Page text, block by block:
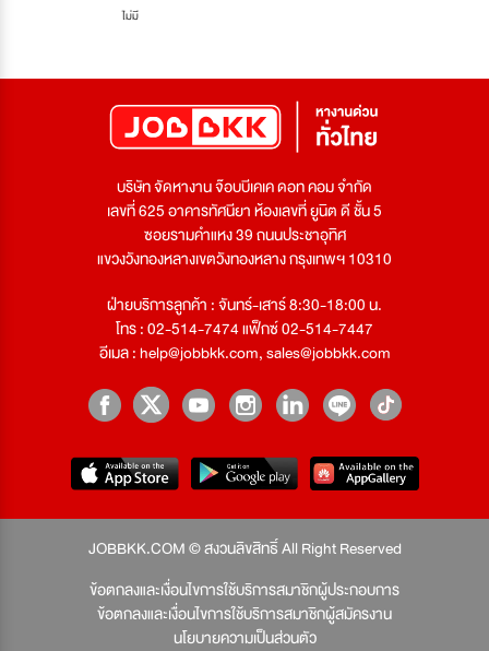
ไม่มี
บริษัท จัดหางาน จ๊อบบีเคเค ดอท คอม จำกัด
เลขที่ 625 อาคารทัศนียา ห้องเลขที่ ยูนิต ดี ชั้น 5
ซอยรามคำแหง 39 ถนนประชาอุทิศ
แขวงวังทองหลางเขตวังทองหลาง กรุงเทพฯ 10310
ฝ่ายบริการลูกค้า : จันทร์-เสาร์ 8:30-18:00 น.
โทร : 02-514-7474 แฟ็กซ์ 02-514-7447
อีเมล :help@jobbkk.com,sales@jobbkk.com
JOBBKK.COM © สงวนลิขสิทธิ์ All Right Reserved
ข้อตกลงและเงื่อนไขการใช้บริการสมาชิกผู้ประกอบการ
ข้อตกลงและเงื่อนไขการใช้บริการสมาชิกผู้สมัครงาน
นโยบายความเป็นส่วนตัว